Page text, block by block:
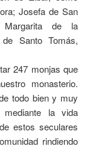
Josefa de San
Margarita de la
Santo Tomás,
247 monjas que
monasterio.
todo bien y muy
la vida
estos seculares
rindiendo